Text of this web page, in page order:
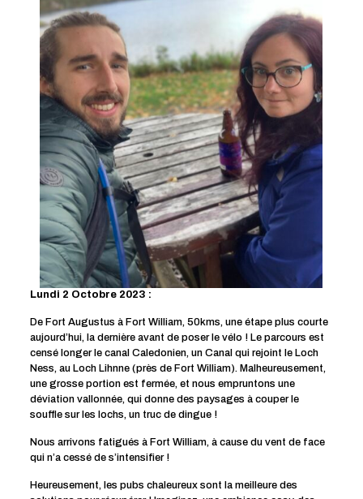
Lundi 2 Octobre 2023 :
De Fort Augustus à Fort William, 50kms, une étape plus courte
aujourd’hui, la dernière avant de poser le vélo ! Le parcours est
censé longer le canal Caledonien, un Canal qui rejoint le Loch
Ness, au Loch Lihnne (près de Fort William). Malheureusement,
une grosse portion est fermée, et nous empruntons une
déviation vallonnée, qui donne des paysages à couper le
souffle sur les lochs, un truc de dingue !
Nous arrivons fatigués à Fort William, à cause du vent de face
qui n’a cessé de s’intensifier !
Heureusement, les pubs chaleureux sont la meilleure des